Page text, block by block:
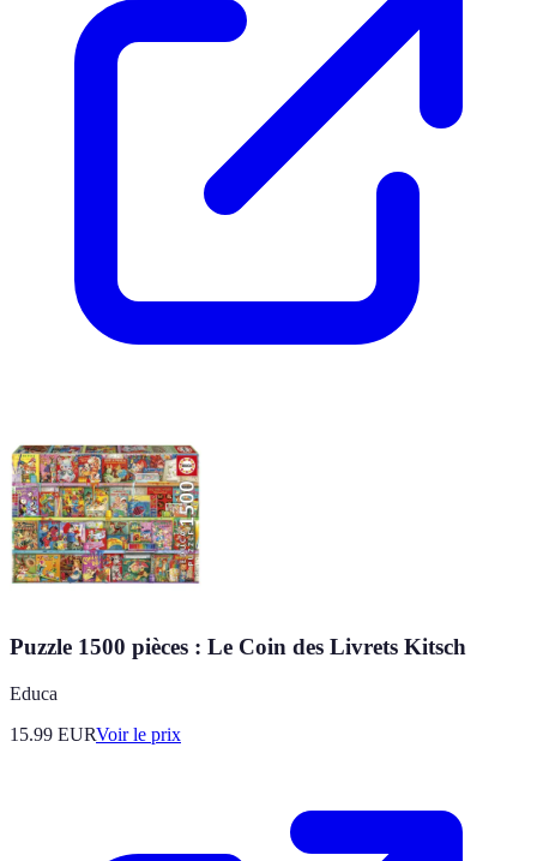
Puzzle 1500 pièces : Le Coin des Livrets Kitsch
Educa
15.99 EURVoir le prix